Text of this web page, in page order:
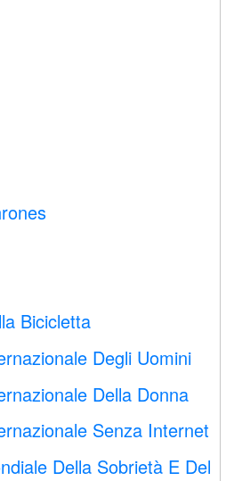
Bicicletta
Degli Uomini
Della Donna
Senza Internet
Della Sobrietà E Del